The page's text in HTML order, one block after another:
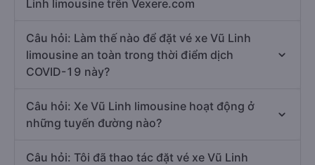
Linh limousine trên Vexere.com
Câu hỏi: Làm thế nào để đặt vé xe Vũ Linh
limousine an toàn trong thời điểm dịch
COVID-19 này?
Câu hỏi: Xe Vũ Linh limousine hoạt động ở
những tuyến đường nào?
Câu hỏi: Tôi đã thao tác đặt vé xe Vũ Linh